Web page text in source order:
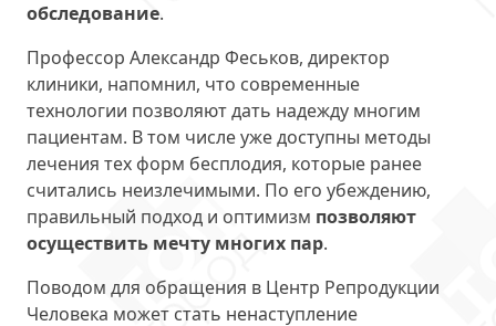
обследование.
Профессор Александр Феськов, директор
клиники, напомнил, что современные
технологии позволяют дать надежду многим
пациентам. В том числе уже доступны методы
лечения тех форм бесплодия, которые ранее
считались неизлечимыми. По его убеждению,
правильный подход и оптимизм позволяют
осуществить мечту многих пар.
Поводом для обращения в Центр Репродукции
Человека может стать ненаступление